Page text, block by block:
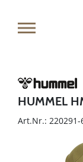
HUMMEL
Art.Nr.: 220291-